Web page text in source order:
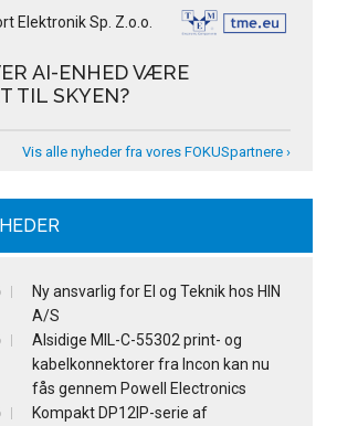
Elektronik Sp. Z.o.o.
AI-ENHED VÆRE
TIL SKYEN?
Vis alle nyheder fra vores FOKUSpartnere ›
Ny ansvarlig for El og Teknik hos HIN
A/S
Alsidige MIL-C-55302 print- og
kabelkonnektorer fra Incon kan nu
fås gennem Powell Electronics
Kompakt DP12IP-serie af